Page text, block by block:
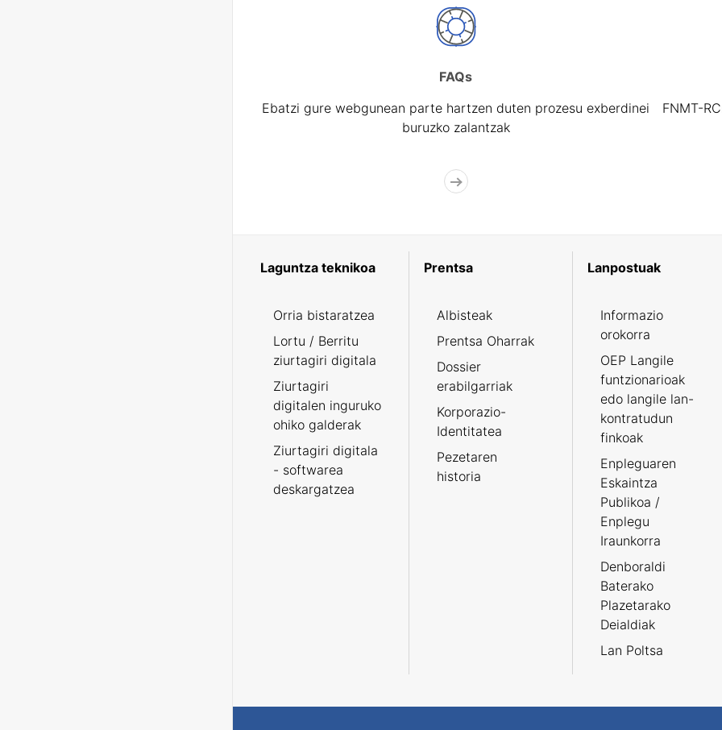
FAQs
Ebatzi gure webgunean parte hartzen duten prozesu exberdinei
buruzko zalantzak
FNMT-
Laguntza teknikoa
Orria bistaratzea
Lortu / Berritu
ziurtagiri digitala
Ziurtagiri
digitalen inguruko
ohiko galderak
Ziurtagiri digitala
- softwarea
deskargatzea
Prentsa
Albisteak
Prentsa Oharrak
Dossier
erabilgarriak
Korporazio-
Identitatea
Pezetaren
historia
Lanpostuak
Informazio
orokorra
OEP Langile
funtzionarioak
edo langile lan-
kontratudun
finkoak
Enpleguaren
Eskaintza
Publikoa /
Enplegu
Iraunkorra
Denboraldi
Baterako
Plazetarako
Deialdiak
Lan Poltsa